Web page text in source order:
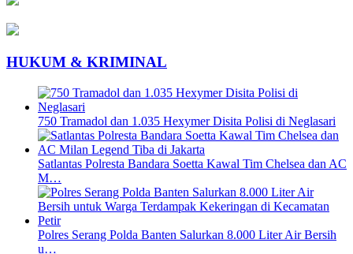
HUKUM & KRIMINAL
750 Tramadol dan 1.035 Hexymer Disita Polisi di Neglasari
Satlantas Polresta Bandara Soetta Kawal Tim Chelsea dan AC
M…
Polres Serang Polda Banten Salurkan 8.000 Liter Air Bersih
u…